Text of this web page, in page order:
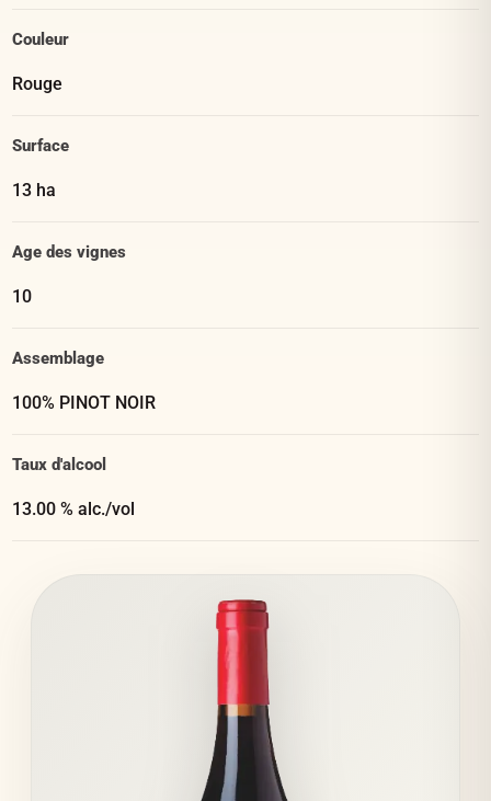
Couleur
Rouge
Surface
13 ha
Age des vignes
10
Assemblage
100% PINOT NOIR
Taux d'alcool
13.00 % alc./vol